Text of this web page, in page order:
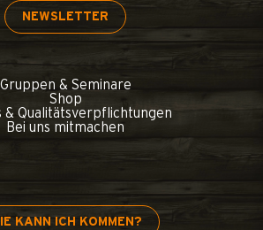
NEWSLETTER
Gruppen & Seminare
Shop
& Qualitätsverpflichtungen
Bei uns mitmachen
KANN ICH KOMMEN?